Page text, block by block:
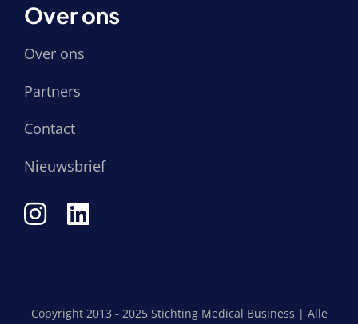
Over ons
Over ons
Partners
Contact
Nieuwsbrief
Copyright 2013 - 2025 Stichting Medical Business | Alle